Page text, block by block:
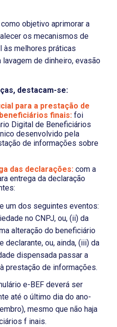
objetivo aprimorar a
os mecanismos de
às melhores práticas
de dinheiro, evasão
destacam-se:
para a prestação de
finais: foi
Digital de Beneficiários
desenvolvido pela
de informações sobre
das declarações: com a
entrega da declaração
um dos seguintes eventos:
no CNPJ, ou, (ii) da
alteração do beneficiário
declarante, ou, ainda, (iii) da
dispensada passar a
prestação de informações.
e-BEF deverá ser
até o último dia do ano-
mesmo que não haja
f inais.